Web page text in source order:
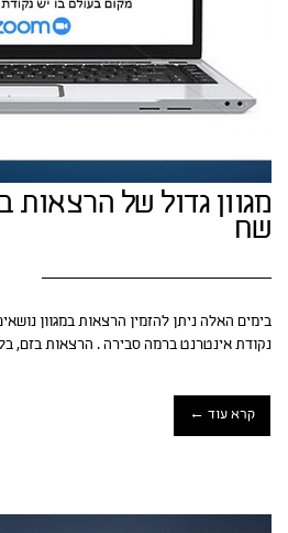
שח
בימים האלה ניתן להזמין הרצאות במגוון
נקודת אינטרנט ברמה סבירה . הרצאות בזם,
קרא עוד ←